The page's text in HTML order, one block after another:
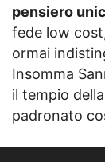
pensiero
fede low
ormai
Insomma
il tempio
padronato